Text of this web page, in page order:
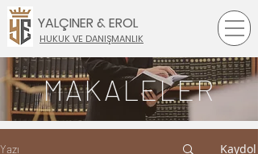
YALÇINER & EROL
HUKUK VE DANIŞMANLIK
MAKALELER
Yazı Kaydol